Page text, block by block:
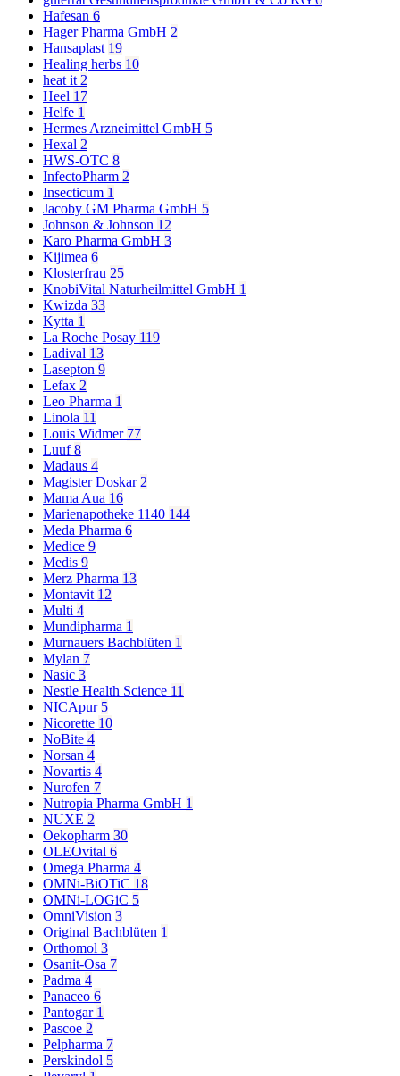
Hafesan 6
Hager Pharma GmbH 2
Hansaplast 19
Healing herbs 10
heat it2
Heel 17
Helfe 1
Hermes Arzneimittel GmbH 5
Hexal 2
HWS-OTC 8
InfectoPharm 2
Insecticum 1
Jacoby GM Pharma GmbH 5
Johnson & Johnson 12
Karo Pharma GmbH 3
Kijimea 6
Klosterfrau 25
KnobiVital Naturheilmittel GmbH 1
Kwizda 33
Kytta 1
La Roche Posay 119
Ladival 13
Lasepton 9
Lefax 2
Leo Pharma 1
Linola 11
Louis Widmer 77
Luuf8
Madaus 4
Magister Doskar2
Mama Aua 16
Marienapotheke 1140 144
Meda Pharma 6
Medice 9
Medis 9
Merz Pharma 13
Montavit 12
Multi 4
Mundipharma 1
Murnauers Bachblüten 1
Mylan 7
Nasic 3
Nestle Health Science 11
NICApur 5
Nicorette 10
NoBite 4
Norsan 4
Novartis 4
Nurofen 7
Nutropia Pharma GmbH 1
NUXE 2
Oekopharm 30
OLEOvital 6
Omega Pharma 4
OMNi-BiOTiC 18
OMNi-LOGiC 5
OmniVision 3
Original Bachblüten 1
Orthomol 3
Osanit-Osa 7
Padma 4
Panaceo 6
Pantogar 1
Pascoe 2
Pelpharma 7
Perskindol 5